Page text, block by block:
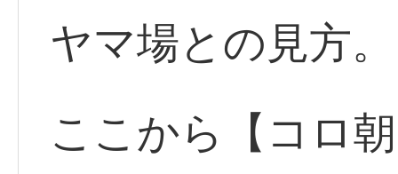
ヤマ場との見方。
ここから【コロ